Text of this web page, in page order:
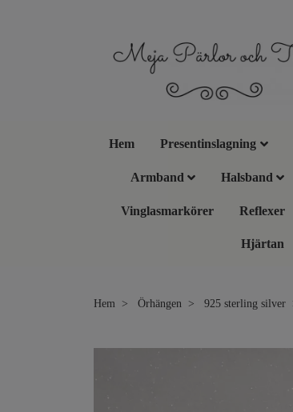
Hem Presentinslagning
Armband Halsband
Vinglasmarkörer Reflexer
Hjärtan
Hem Örhängen 925 sterling silver